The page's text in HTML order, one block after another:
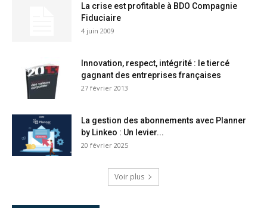
La crise est profitable à BDO Compagnie
Fiduciaire
4 juin 2009
Innovation, respect, intégrité : le tiercé
gagnant des entreprises françaises
27 février 2013
La gestion des abonnements avec Planner
by Linkeo : Un levier...
20 février 2025
Voir plus